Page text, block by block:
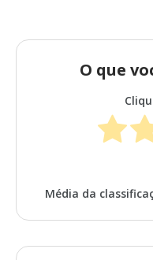
O que
Média da